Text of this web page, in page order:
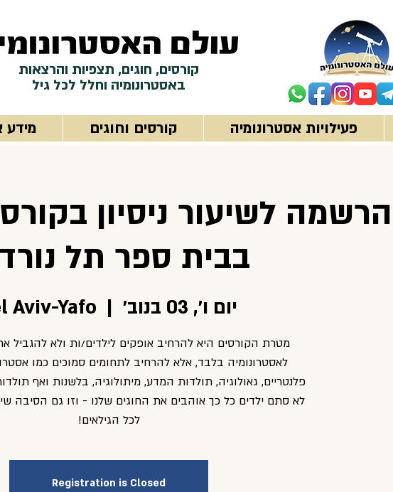
קורסים, חוגים, תצפיות והרצאות
באסטרונומיה וחלל לכל גיל
פעילויות אסטרונומיה קורסים וחוגים מידע
הרשמה לשיעור ניסיון
בבית ספר תל
יום ו׳, 03 בנוב׳
  |
Aviv-Yafo
מטרת הקורסים היא להרחיב אופקים לילדים/ות ולא להגביל
לאסטרונומיה בלבד, אלא להרחיב לתחומים סמוכים כמו
פלנטריים, גאולוגיה, תולדות המדע, מיתולוגיה, בלשנות ואף
לא סתם ילדים כל כך אוהבים את החוגים שלנו - וזו גם הסיבה
לכל הגילאים!
Registration is Closed